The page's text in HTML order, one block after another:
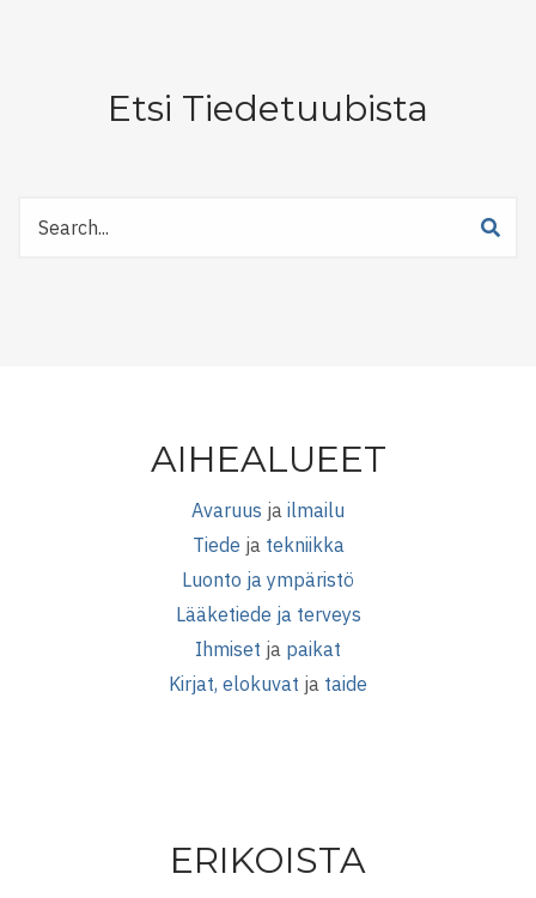
Etsi Tiedetuubista
AIHEALUEET
Avaruus ja ilmailu
Tiede ja tekniikka
Luonto ja ympäristö
Lääketiede ja terveys
Ihmiset ja paikat
Kirjat, elokuvat ja taide
ERIKOISTA